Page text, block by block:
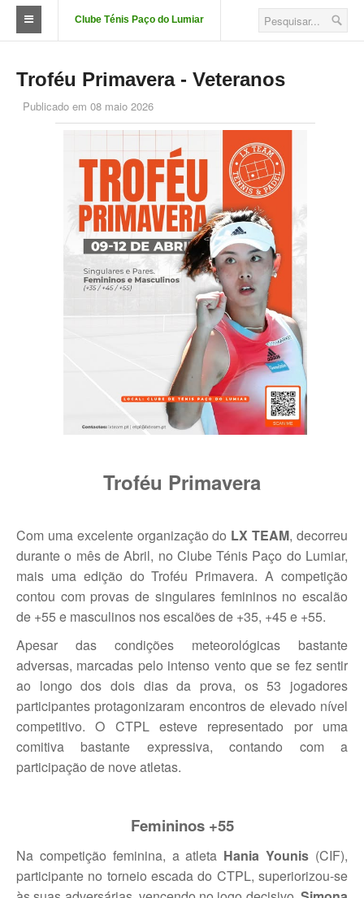
Clube Ténis Paço do Lumiar
FAÇA-SE SÓCIO
Quotizações
Aluguer de Campos
Corpos Sociais
Descontos e Parcerias
Boas Práticas, Bons Jogos
Azinhaga da Fonte Velha 32 Paço do Lumiar - Lisboa 1600-461
geral.ctpl@gmail.com
965486199 - incluindo Marcação de Courts
Enviar E-mail através de Formulário
Escola
Torneios
Torneios Sociais
Torneios Oficiais
Notícias do Clube
Troféu Primavera - Veteranos
Publicado em 08 maio 2026
Troféu Primavera
Com uma excelente organização do LX TEAM, decorreu
durante o mês de Abril, no Clube Ténis Paço do Lumiar,
mais uma edição do Troféu Primavera. A competição
contou com provas de singulares femininos no escalão
de +55 e masculinos nos escalões de +35, +45 e +55.
Apesar das condições meteorológicas bastante
adversas, marcadas pelo intenso vento que se fez sentir
ao longo dos dois dias da prova, os 53 jogadores
participantes protagonizaram encontros de elevado nível
competitivo. O CTPL esteve representado por uma
comitiva bastante expressiva, contando com a
participação de nove atletas.
Femininos +55
Na competição feminina, a atleta Hania Younis (CIF),
participante no torneio escada do CTPL, superiorizou-se